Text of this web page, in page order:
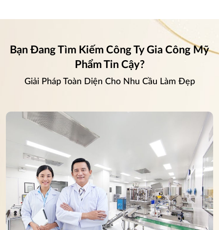
Bạn Đang Tìm Kiếm Công Ty Gia Công Mỹ
Phẩm Tin Cậy?
Giải Pháp Toàn Diện Cho Nhu Cầu Làm Đẹp